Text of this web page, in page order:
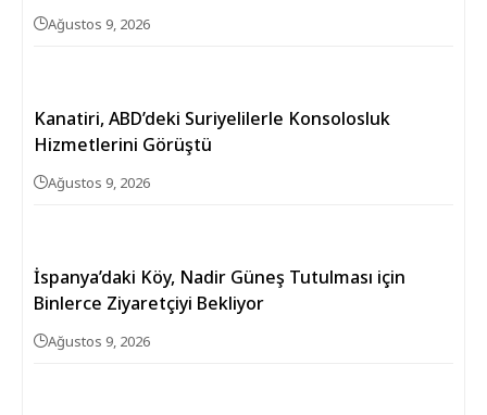
Ağustos 9, 2026
Kanatiri, ABD’deki Suriyelilerle Konsolosluk
Hizmetlerini Görüştü
Ağustos 9, 2026
İspanya’daki Köy, Nadir Güneş Tutulması için
Binlerce Ziyaretçiyi Bekliyor
Ağustos 9, 2026